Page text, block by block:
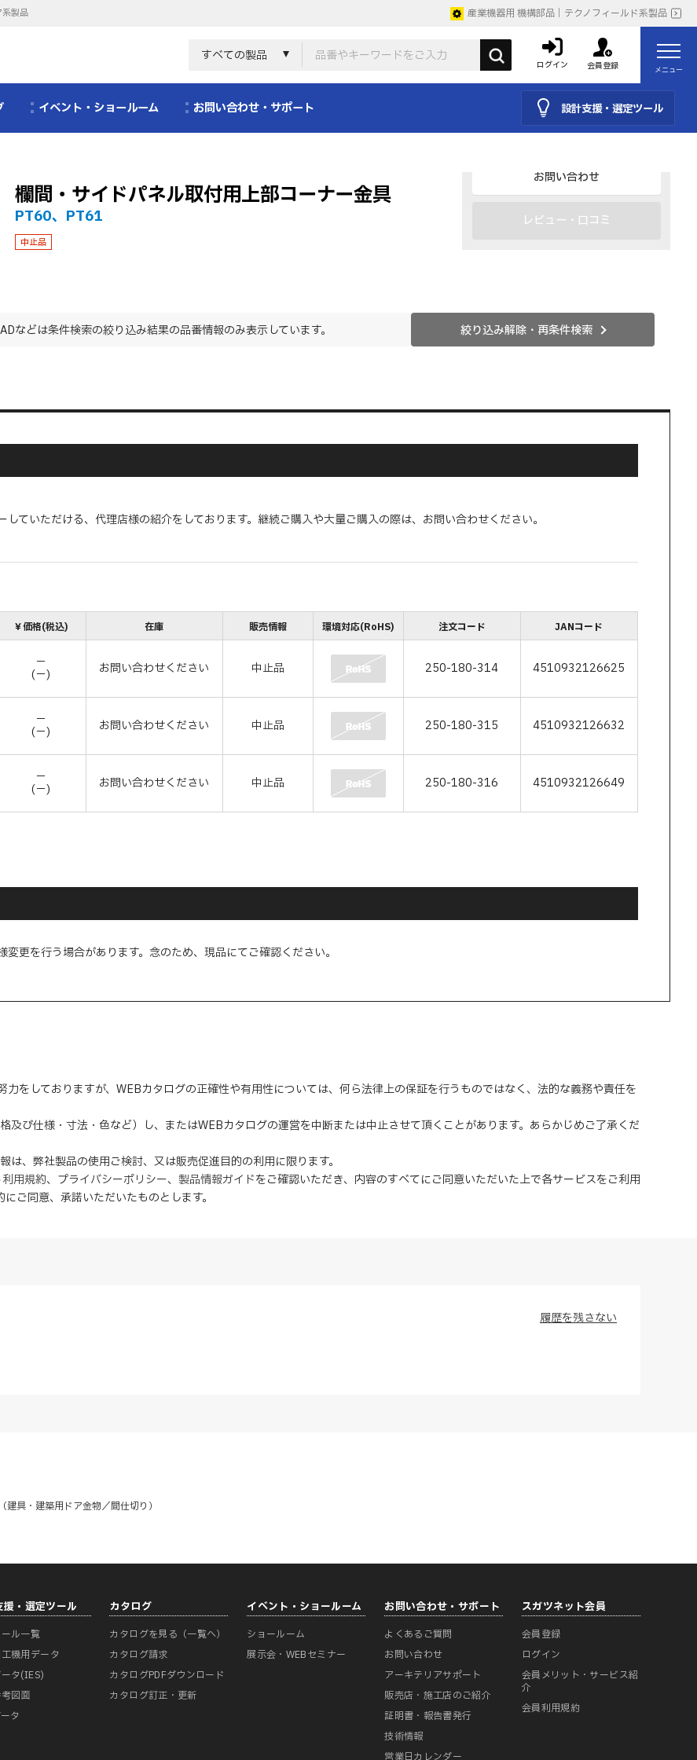
製品 産業機器用 機構部品｜テクノフィールド系製品
すべての製品
ログイン 会員登録 メニュー
イベント・ショールーム お問い合わせ・サポート 設計支援・選定ツール
欄間・サイドパネル取付用上部コーナー金具
PT60、PT61
中止品
取説
よくあるご質問・FAQ
お問い合わせ
レビュー・口コミ
などは条件検索の絞り込み結果の品番情報のみ表示しています。 絞り込み解除・再条件検索
ていただける、代理店様の紹介をしております。継続ご購入や大量ご購入の際は、お問い合わせください。
￥価格(税込) 在庫 販売情報 環境対応(RoHS) 注文コード JANコード
－
(－) お問い合わせください 中止品 250-180-314 4510932126625
－
(－) お問い合わせください 中止品 250-180-315 4510932126632
－
(－) お問い合わせください 中止品 250-180-316 4510932126649
更を行う場合があります。念のため、現品にてご確認ください。
をしておりますが、WEBカタログの正確性や有用性については、何ら法律上の保証を行うものではなく、法的な義務や責任を
び仕様・寸法・色など）し、またはWEBカタログの運営を中断または中止させて頂くことがあります。あらかじめご了承くだ
、弊社製品の使用ご検討、又は販売促進目的の利用に限ります。
用規約、 プライバシーポリシー、 製品情報ガイドをご確認いただき、内容のすべてにご同意いただいた上で各サービスをご利用
ご同意、 承諾いただいたものとします。
履歴を残さない
建具・建築用ドア金物／間仕切り）
援・選定ツール
ル一覧
機用データ
タ(IES)
図面
タ
カタログ
カタログを見る（一覧へ）
カタログ請求
カタログPDFダウンロード
カタログ訂正・更新
イベント・ショールーム
ショールーム
展示会・WEBセミナー
お問い合わせ・サポート
よくあるご質問
お問い合わせ
アーキテリアサポート
販売店・施工店のご紹介
証明書・報告書発行
技術情報
営業日カレンダー
スガツネット会員
会員登録
ログイン
会員メリット・サービス紹
介
会員利用規約